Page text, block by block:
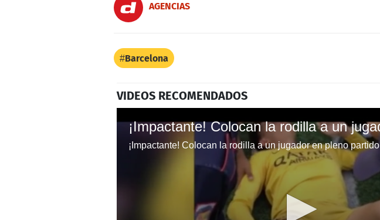
AGENCIAS
Barcelona
VIDEOS RECOMENDADOS
¡Impactante! Colocan la rodilla a un jugador en pleno partido